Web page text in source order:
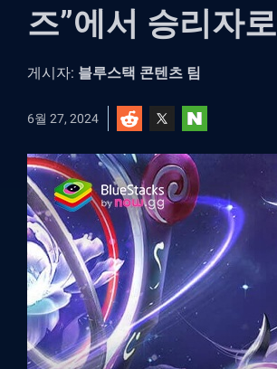
즈”에서 승리자
게시자: 블루스택 콘텐츠 팀
6월 27, 2024